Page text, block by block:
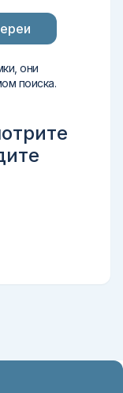
они
поиска.